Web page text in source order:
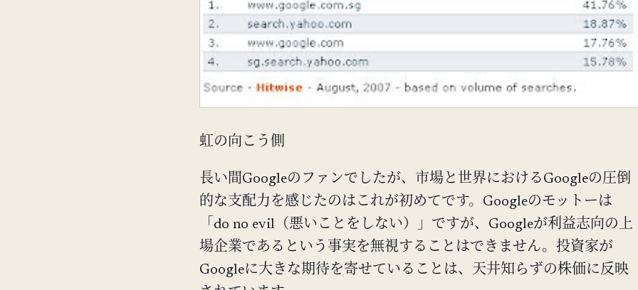
虹の向こう側
長い間Googleのファンでしたが、市場と世界におけるGoogleの圧倒
的な支配力を感じたのはこれが初めてです。Googleのモットーは
「do no evil（悪いことをしない）」ですが、Googleが利益志向の上
場企業であるという事実を無視することはできません。投資家が
Googleに大きな期待を寄せていることは、天井知らずの株価に反映